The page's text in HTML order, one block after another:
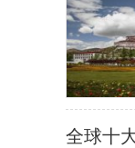
全球十